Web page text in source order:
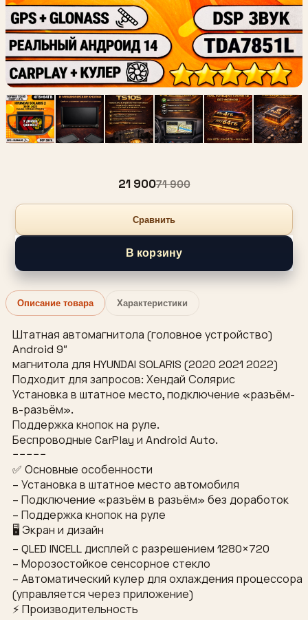
21 90071 900
Сравнить
В корзину
Описание товара Характеристики
Штатная автомагнитола (головное устройство)
Android 9″
магнитола для HYUNDAI SOLARIS (2020 2021 2022)
Подходит для запросов: Хендай Солярис
Установка в штатное место, подключение «разъём-
в-разъём».
Поддержка кнопок на руле.
Беспроводные CarPlay и Android Auto.
−−−−−
✅ Основные особенности
– Установка в штатное место автомобиля
– Подключение «разъём в разъём» без доработок
– Поддержка кнопок на руле
🖥 Экран и дизайн
– QLED INCELL дисплей с разрешением 1280×720
– Морозостойкое сенсорное стекло
– Автоматический кулер для охлаждения процессора
(управляется через приложение)
⚡ Производительность